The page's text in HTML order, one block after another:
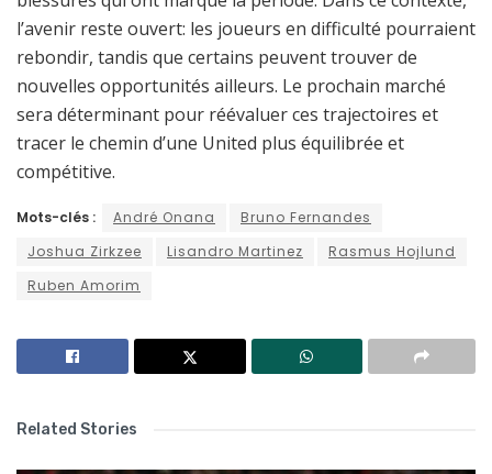
l’avenir reste ouvert: les joueurs en difficulté pourraient
rebondir, tandis que certains peuvent trouver de
nouvelles opportunités ailleurs. Le prochain marché
sera déterminant pour réévaluer ces trajectoires et
tracer le chemin d’une United plus équilibrée et
compétitive.
Mots-clés : André Onana
Bruno Fernandes
Joshua Zirkzee
Lisandro Martinez
Rasmus Hojlund
Ruben Amorim
Related Stories